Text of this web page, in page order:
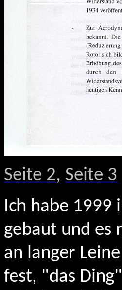
Seite 2, Seite 3
Ich habe 1999
gebaut und es
an langer
fest, "das